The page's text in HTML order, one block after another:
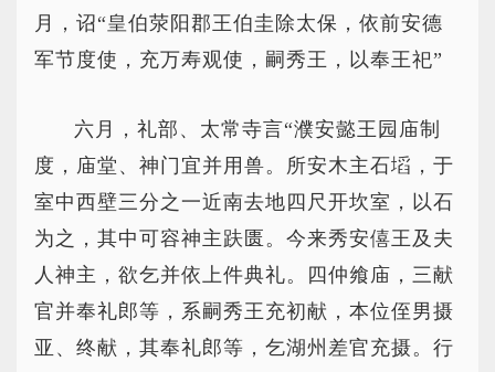
月，诏“皇伯荥阳郡王伯圭除太保，依前安德
军节度使，充万寿观使，嗣秀王，以奉王祀”
六月，礼部、太常寺言“濮安懿王园庙制
度，庙堂、神门宜并用兽。所安木主石塪，于
室中西壁三分之一近南去地四尺开坎室，以石
为之，其中可容神主趺匮。今来秀安僖王及夫
人神主，欲乞并依上件典礼。四仲飨庙，三献
官并奉礼郎等，系嗣秀王充初献，本位侄男摄
亚、终献，其奉礼郎等，乞湖州差官充摄。行